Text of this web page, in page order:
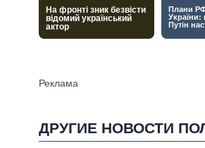
ДРУГИЕ НОВОСТИ